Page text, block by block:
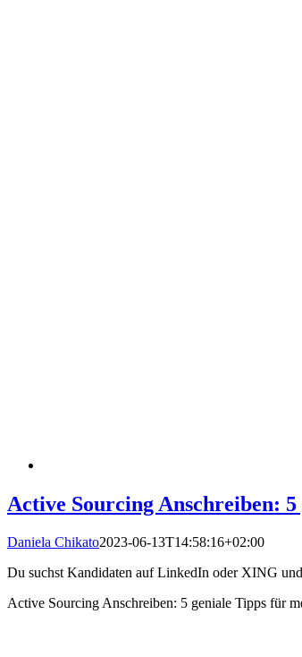
Active Sourcing Anschreiben:
Daniela Chikato2023-06-13T14:58:16+02:00
Du suchst Kandidaten auf LinkedIn oder XING
Active Sourcing Anschreiben: 5 geniale Tipps für